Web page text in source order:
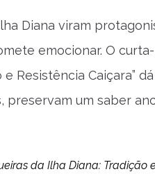
Diana viram
emocionar. O
e Resistência Caiçara”
preservam um saber
da Ilha Diana: Tradição